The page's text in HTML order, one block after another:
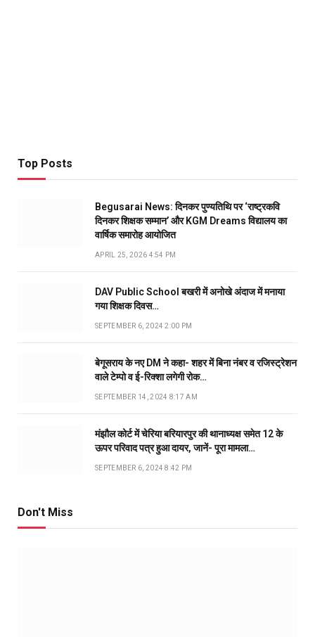
Top Posts
Begusarai News: दिनकर पुण्यतिथि पर ‘राष्ट्रकवि
दिनकर शिक्षक सम्मान’ और KGM Dreams विद्यालय का
वार्षिक समारोह आयोजित
APRIL 25, 2026 4:54 PM
DAV Public School बखरी में अनोखे अंदाज में मनाया
गया शिक्षक दिवस…
SEPTEMBER 6, 2024 2:00 PM
बेगूसराय के नए DM ने कहा- शहर में बिना नंबर व रजिस्ट्रेशन
वाले टेम्पो व ई-रिक्शा लगेगी रोक…
SEPTEMBER 14, 2024 8:17 AM
मंझौल कोर्ट में चेरिया बरियारपुर की थानाध्यक्ष समेत 12 के
ऊपर परिवाद पत्र हुआ दायर, जानें- पूरा मामला…
SEPTEMBER 6, 2024 8:42 PM
Don't Miss